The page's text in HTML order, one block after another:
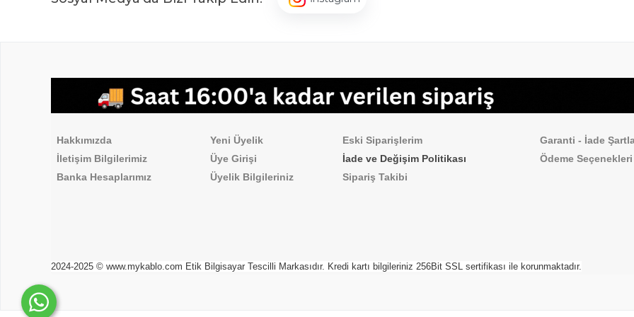
Hakkımızda Sipariş İşlemleri
Hakkımızda Yeni Üyelik Eski Siparişlerim
Garanti - İade
İletişim Bilgilerimiz
Üye Girişi İade ve Değişim Politikası Ödeme Seçenekleri
Banka Hesaplarımız
Üyelik Bilgileriniz Sipariş Takibi
2024-2025 © www.mykablo.com Etik Bilgisayar Tescilli Markasıdır. Kredi kartı bilgileriniz 256Bit SSL sertifikası ile korunmaktadır.